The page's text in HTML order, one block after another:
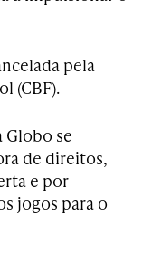
pela
(CBF).
se
de direitos,
e por
jogos para o